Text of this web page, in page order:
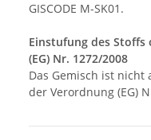
GISCODE M-SK01.
Einstufung des Stoffs
(EG) Nr. 1272/2008
Das Gemisch ist
der Verordnung (EG)